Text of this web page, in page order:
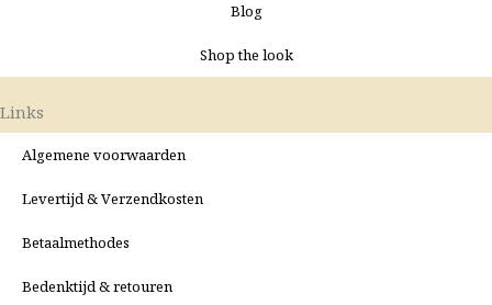
Blog
Shop the look
Links
Algemene voorwaarden
Levertijd & Verzendkosten
Betaalmethodes
Bedenktijd & retouren